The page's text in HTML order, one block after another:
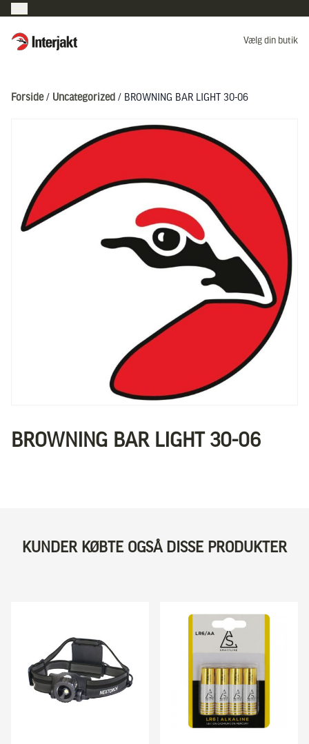
Interjakt DK Vælg din butik
Forside/ Uncategorized / BROWNING BAR LIGHT 30-06
BROWNING BAR LIGHT 30-06
KUNDER KØBTE OGSÅ DISSE PRODUKTER